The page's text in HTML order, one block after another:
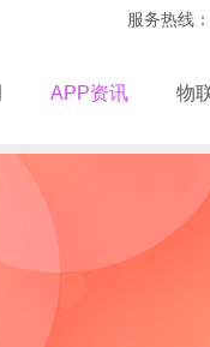
服务热线
APP资讯 物